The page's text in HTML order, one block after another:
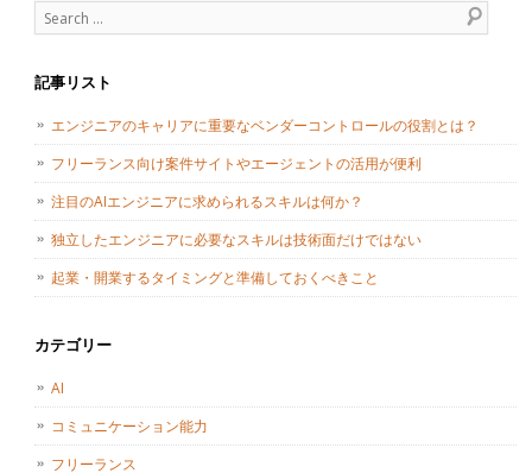
Search
記事リスト
エンジニアのキャリアに重要なベンダーコントロールの役割とは？
フリーランス向け案件サイトやエージェントの活用が便利
注目のAIエンジニアに求められるスキルは何か？
独立したエンジニアに必要なスキルは技術面だけではない
起業・開業するタイミングと準備しておくべきこと
カテゴリー
AI
コミュニケーション能力
フリーランス